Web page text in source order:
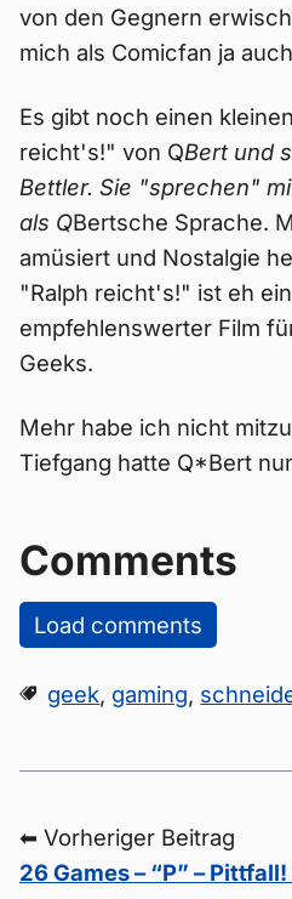
von den Gegnern
mich als Comicfan ja
Es gibt noch einen
reicht's!" von QBert und
Bettler. Sie "sprechen"
als QBertsche Sprache.
amüsiert und Nostalgie
"Ralph reicht's!" ist eh
empfehlenswerter Film
Geeks.
Mehr habe ich nicht
Tiefgang hatte Q*Bert
Comments
Load comments
geek, gaming,
⬅ Vorheriger Beitrag
26 Games – “P” –